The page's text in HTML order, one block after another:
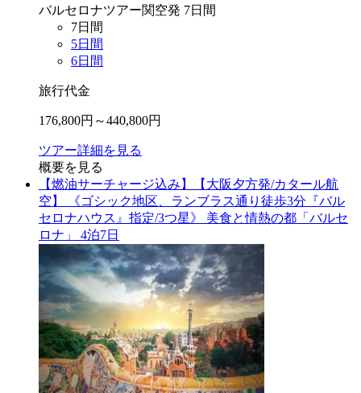
バルセロナツアー関空発 7日間
7日間
5日間
6日間
旅行代金
176,800円～440,800円
ツアー詳細を見る
概要を見る
【燃油サーチャージ込み】【大阪夕方発/カタール航
空】 《ゴシック地区、ランブラス通り徒歩3分『バル
セロナハウス』指定/3つ星》 美食と情熱の都「バルセ
ロナ」 4泊7日